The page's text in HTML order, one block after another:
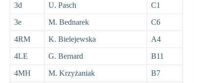
3d U. Pasch C1
3e M. Bednarek C6
4RM K. Bielejewska A4
4LE G. Bernard B11
4MH M. Krzyżaniak B7